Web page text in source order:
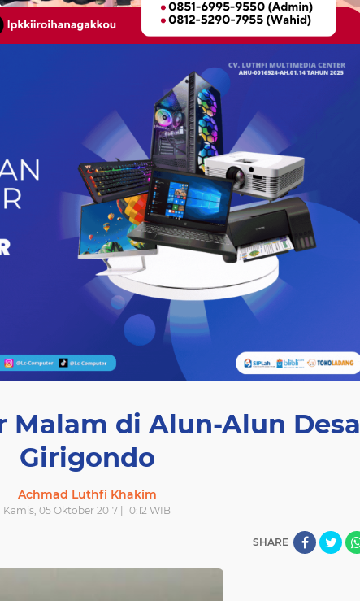
Malam di Alun-Alun Desa
Girigondo
Achmad Luthfi Khakim
Kamis, 05 Oktober 2017 | 10:12 WIB
SHARE